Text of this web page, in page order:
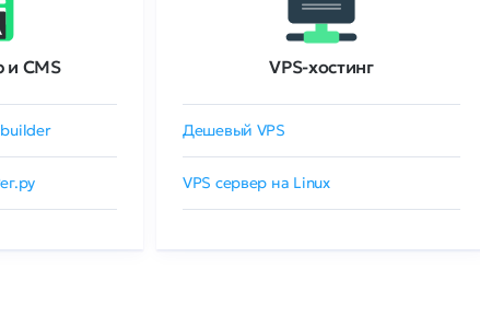
и CMS VPS-хостинг
Дешевый VPS
VPS сервер на Linux